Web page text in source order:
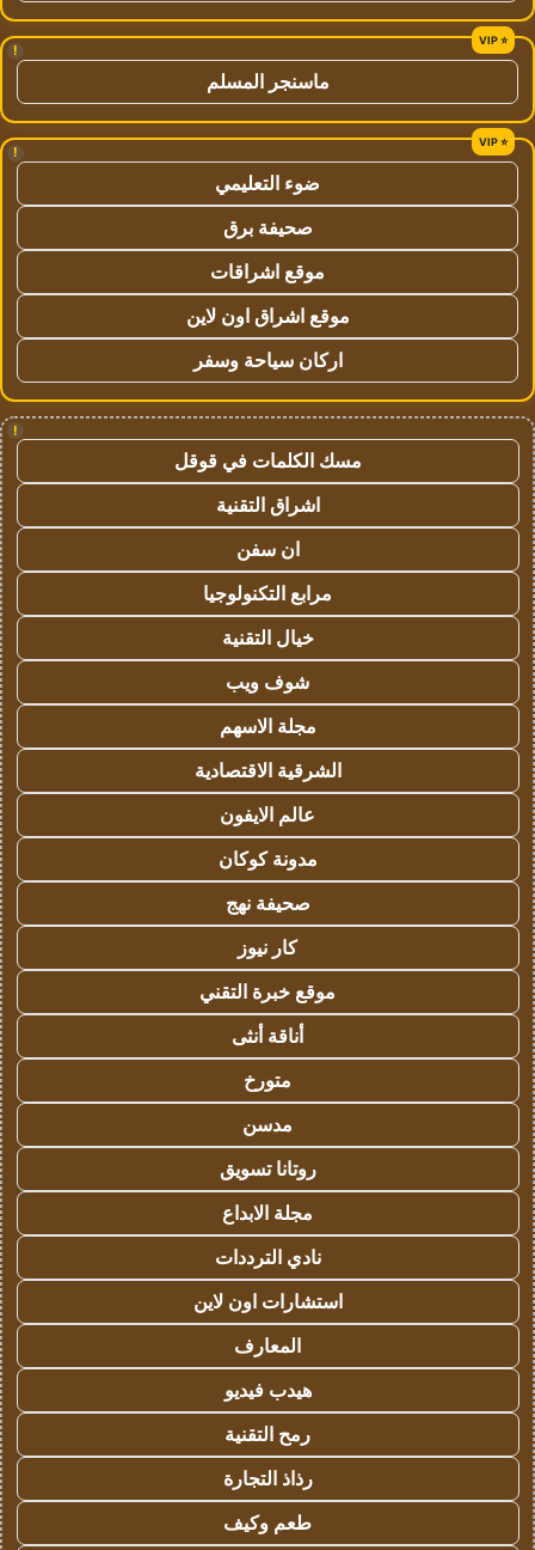
!
ماسنجر المسلم
!
ضوء التعليمي
صحيفة برق
موقع اشراقات
موقع اشراق اون لاين
اركان سياحة وسفر
!
مسك الكلمات في قوقل
اشراق التقنية
ان سفن
مرابع التكنولوجيا
خيال التقنية
شوف ويب
مجلة الاسهم
الشرقية الاقتصادية
عالم الايفون
مدونة كوكان
صحيفة نهج
كار نيوز
موقع خبرة التقني
أناقة أنثى
متورخ
مدسن
روتانا تسويق
مجلة الابداع
نادي الترددات
استشارات اون لاين
المعارف
هيدب فيديو
رمح التقنية
رذاذ التجارة
طعم وكيف